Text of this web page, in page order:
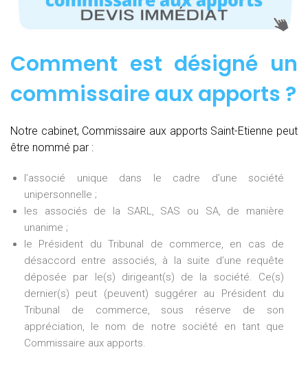
Comment est désigné un
commissaire aux apports ?
Notre cabinet, Commissaire aux apports Saint-Etienne peut
être nommé par :
l’associé unique dans le cadre d’une société
unipersonnelle ;
les associés de la SARL, SAS ou SA, de manière
unanime ;
le Président du Tribunal de commerce, en cas de
désaccord entre associés, à la suite d’une requête
déposée par le(s) dirigeant(s) de la société. Ce(s)
dernier(s) peut (peuvent) suggérer au Président du
Tribunal de commerce, sous réserve de son
appréciation, le nom de notre société en tant que
Commissaire aux apports.